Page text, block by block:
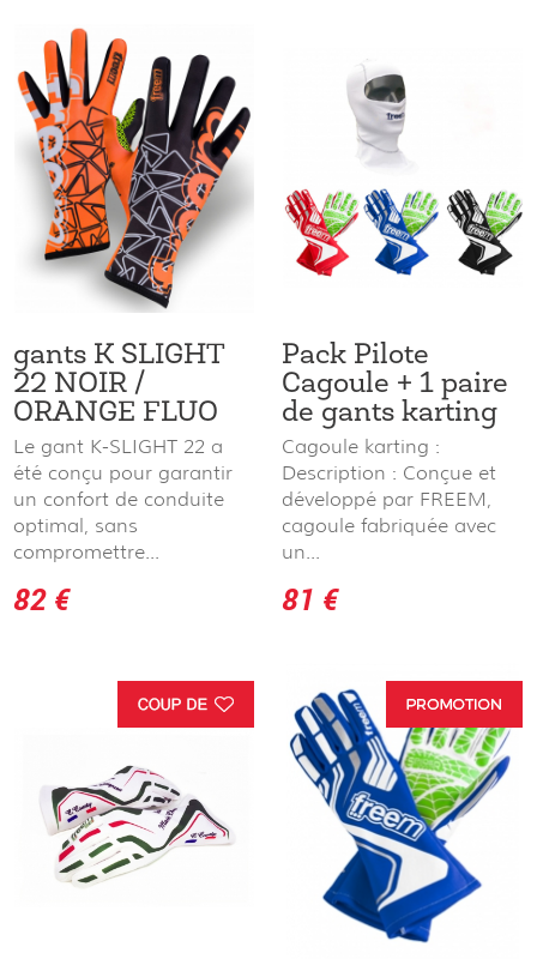
gants K SLIGHT
22 NOIR /
ORANGE FLUO
Le gant K-SLIGHT 22 a
été conçu pour garantir
un confort de conduite
optimal, sans
compromettre...
82 €
Pack Pilote
Cagoule + 1 paire
de gants karting
Cagoule karting :
Description : Conçue et
développé par FREEM,
cagoule fabriquée avec
un...
81 €